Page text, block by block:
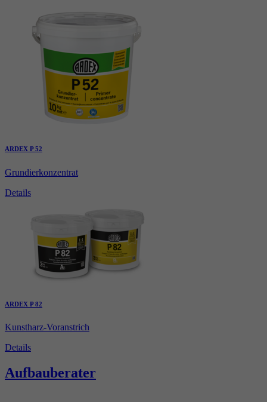
ARDEX P 52
Grundierkonzentrat
Details
ARDEX P 82
Kunstharz-Voranstrich
Details
Aufbauberater